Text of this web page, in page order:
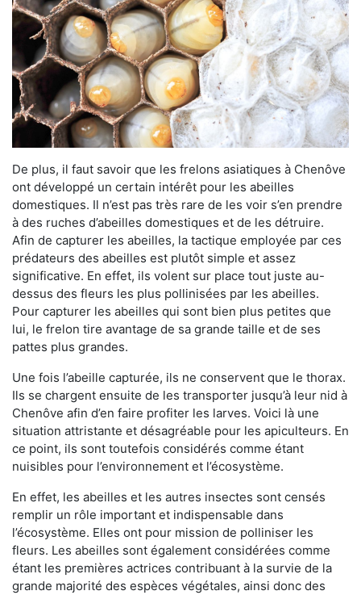
De plus, il faut savoir que les frelons asiatiques à Chenôve
ont développé un certain intérêt pour les abeilles
domestiques. Il n’est pas très rare de les voir s’en prendre
à des ruches d’abeilles domestiques et de les détruire.
Afin de capturer les abeilles, la tactique employée par ces
prédateurs des abeilles est plutôt simple et assez
significative. En effet, ils volent sur place tout juste au-
dessus des fleurs les plus pollinisées par les abeilles.
Pour capturer les abeilles qui sont bien plus petites que
lui, le frelon tire avantage de sa grande taille et de ses
pattes plus grandes.
Une fois l’abeille capturée, ils ne conservent que le thorax.
Ils se chargent ensuite de les transporter jusqu’à leur nid à
Chenôve afin d’en faire profiter les larves. Voici là une
situation attristante et désagréable pour les apiculteurs. En
ce point, ils sont toutefois considérés comme étant
nuisibles pour l’environnement et l’écosystème.
En effet, les abeilles et les autres insectes sont censés
remplir un rôle important et indispensable dans
l’écosystème. Elles ont pour mission de polliniser les
fleurs. Les abeilles sont également considérées comme
étant les premières actrices contribuant à la survie de la
grande majorité des espèces végétales, ainsi donc des